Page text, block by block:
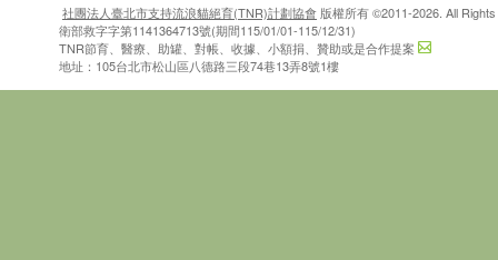
社團法人臺北市支持流浪貓絕育(TNR)計劃協會 版權所有 ©2011-2026. All
衛部救字字第1141364713號(期間115/01/01-115/12/31)
TNR節育、醫療、助罐、對帳、收據、小額捐、贊助或是合作提案
地址：105台北市松山區八德路三段74巷13弄8號1樓